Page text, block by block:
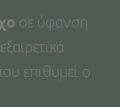
σε ύφανση
επιθυμεί ο